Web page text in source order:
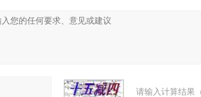
请输入计算结果